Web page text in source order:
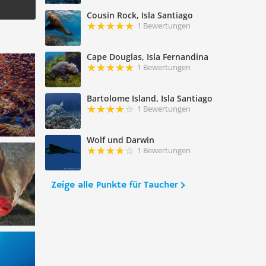
Cousin Rock, Isla Santiago
1 Bewertungen
Cape Douglas, Isla Fernandina
1 Bewertungen
Bartolome Island, Isla Santiago
1 Bewertungen
Wolf und Darwin
1 Bewertungen
Zeige alle Punkte für Taucher